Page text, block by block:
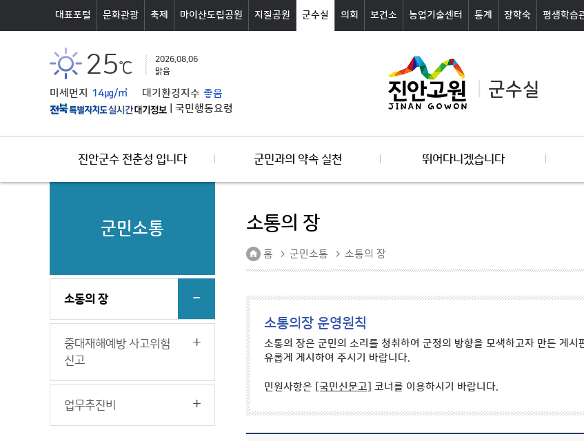
대표포털 문화관광 축제 마이산도립공원 지질공원 군수실 의회 보건소 농업기술센터 통계 장학숙 평생학습
25℃
2026.08.06
맑음
미세먼지 14㎍/㎥ 대기환경지수 좋음
국민행동요령
군수실
진안군수 전춘성 입니다 군민과의 약속 실천 뛰어다니겠습니다
군민소통
소통의 장
중대재해예방 사고위험
신고
업무추진비
소통의 장
홈 군민소통 소통의 장
소통의장 운영원칙
소통의 장은 군민의 소리를 청취하여 군정의 방향을 모색하고자 만든 게
유롭게 게시하여 주시기 바랍니다.
민원사항은 [국민신문고] 코너를 이용하시기 바랍니다.